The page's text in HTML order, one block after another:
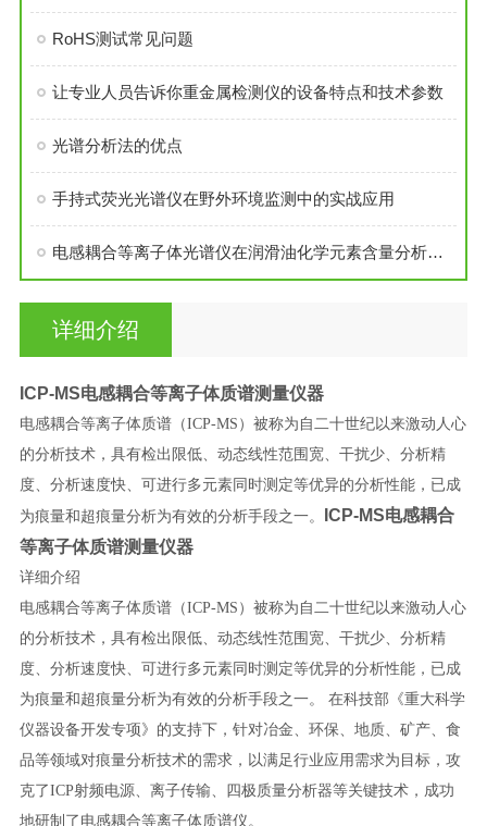
RoHS测试常见问题
让专业人员告诉你重金属检测仪的设备特点和技术参数
光谱分析法的优点
手持式荧光光谱仪在野外环境监测中的实战应用
电感耦合等离子体光谱仪在润滑油化学元素含量分析中的应用
详细介绍
ICP-MS电感耦合等离子体质谱测量仪器
电感耦合等离子体质谱（ICP-MS）被称为自二十世纪以来激动人心
的分析技术，具有检出限低、动态线性范围宽、干扰少、分析精
度、分析速度快、可进行多元素同时测定等优异的分析性能，已成
为痕量和超痕量分析为有效的分析手段之一。
ICP-MS电感耦合
等离子体质谱测量仪器
详细介绍
电感耦合等离子体质谱（ICP-MS）被称为自二十世纪以来激动人心
的分析技术，具有检出限低、动态线性范围宽、干扰少、分析精
度、分析速度快、可进行多元素同时测定等优异的分析性能，已成
为痕量和超痕量分析为有效的分析手段之一。 在科技部《重大科学
仪器设备开发专项》的支持下，针对冶金、环保、地质、矿产、食
品等领域对痕量分析技术的需求，以满足行业应用需求为目标，攻
克了ICP射频电源、离子传输、四极质量分析器等关键技术，成功
地研制了电感耦合等离子体质谱仪。